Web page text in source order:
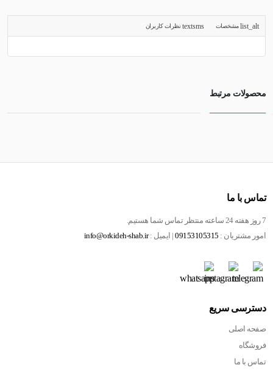
مشخصات نظرات کاربران
محصولات مرتبط
تماس با ما
7 روز هفته 24 ساعته منتظر تماس شما هستیم.
امور مشتریان : 09153105315 | ایمیل :info@orkideh-shab.ir
دسترسی سریع
صفحه اصلی
فروشگاه
تماس با ما